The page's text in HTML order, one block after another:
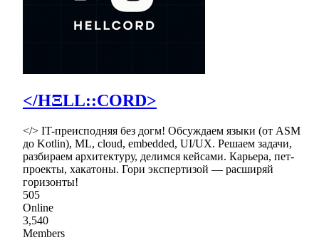
</HΞLL::CORD>
</> IT-преисподняя без догм! Обсуждаем языки (от ASM
до Kotlin), ML, cloud, embedded, UI/UX. Решаем задачи,
разбираем архитектуру, делимся кейсами. Карьера, пет-
проекты, хакатоны. Гори экспертизой — расширяй
горизонты!
505
Online
3,540
Members